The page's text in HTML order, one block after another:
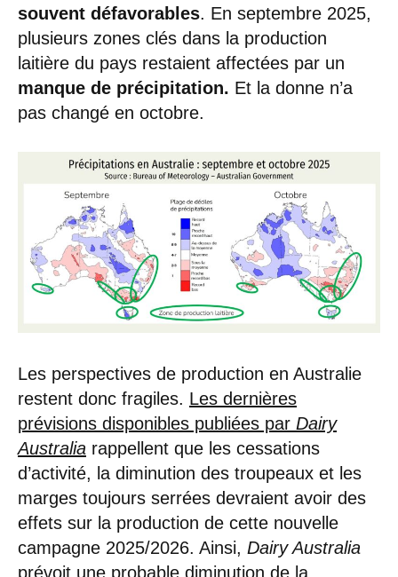
souvent défavorables. En septembre 2025,
plusieurs zones clés dans la production
laitière du pays restaient affectées par un
manque de précipitation. Et la donne n’a
pas changé en octobre.
Les perspectives de production en Australie
restent donc fragiles. Les dernières
prévisions disponibles publiées par Dairy
Australia rappellent que les cessations
d’activité, la diminution des troupeaux et les
marges toujours serrées devraient avoir des
effets sur la production de cette nouvelle
campagne 2025/2026. Ainsi, Dairy Australia
prévoit une probable diminution de la